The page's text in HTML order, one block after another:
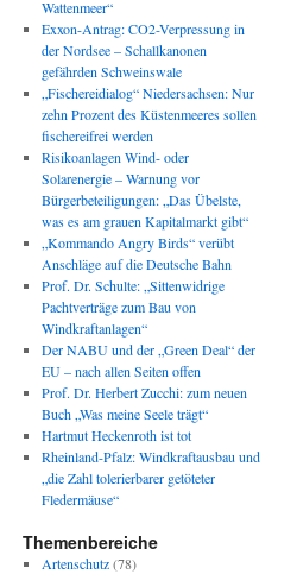
Wattenmeer“
Exxon-Antrag: CO2-Verpressung in
der Nordsee – Schallkanonen
gefährden Schweinswale
„Fischereidialog“ Niedersachsen: Nur
zehn Prozent des Küstenmeeres sollen
fischereifrei werden
Risikoanlagen Wind- oder
Solarenergie – Warnung vor
Bürgerbeteiligungen: „Das Übelste,
was es am grauen Kapitalmarkt gibt“
„Kommando Angry Birds“ verübt
Anschläge auf die Deutsche Bahn
Prof. Dr. Schulte: „Sittenwidrige
Pachtverträge zum Bau von
Windkraftanlagen“
Der NABU und der „Green Deal“ der
EU – nach allen Seiten offen
Prof. Dr. Herbert Zucchi: zum neuen
Buch „Was meine Seele trägt“
Hartmut Heckenroth ist tot
Rheinland-Pfalz: Windkraftausbau und
„die Zahl tolerierbarer getöteter
Fledermäuse“
Themenbereiche
Artenschutz(78)